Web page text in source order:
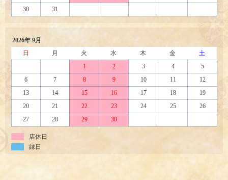
30
31
2026年 9月
日
月 火 水 木 金
土
1
2 3 4
5
6
7 8 9 10 11
12
13
14 15 16 17 18
19
20
21 22 23 24 25
26
27
28 29 30
店休日
縁日